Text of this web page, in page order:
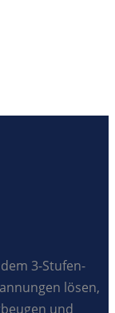
3-Stufen-
lösen,
und